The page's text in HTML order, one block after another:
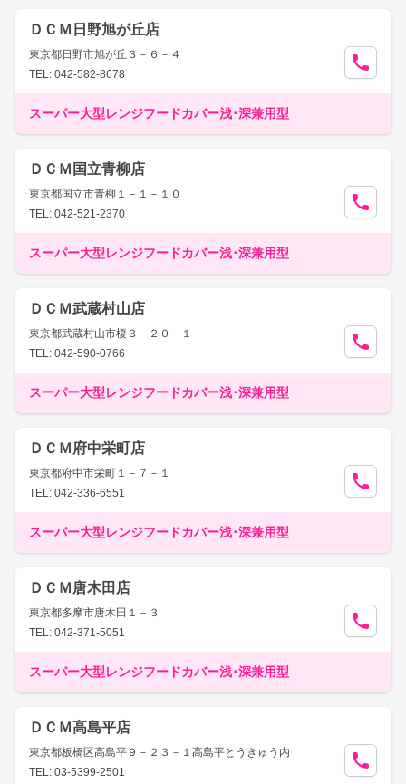
ＤＣＭ日野旭が丘店
東京都日野市旭が丘３－６－４
TEL: 042-582-8678
スーパー大型レンジフードカバー浅･深兼用型
ＤＣＭ国立青柳店
東京都国立市青柳１－１－１０
TEL: 042-521-2370
スーパー大型レンジフードカバー浅･深兼用型
ＤＣＭ武蔵村山店
東京都武蔵村山市榎３－２０－１
TEL: 042-590-0766
スーパー大型レンジフードカバー浅･深兼用型
ＤＣＭ府中栄町店
東京都府中市栄町１－７－１
TEL: 042-336-6551
スーパー大型レンジフードカバー浅･深兼用型
ＤＣＭ唐木田店
東京都多摩市唐木田１－３
TEL: 042-371-5051
スーパー大型レンジフードカバー浅･深兼用型
ＤＣＭ高島平店
東京都板橋区高島平９－２３－１高島平とうきゅう内
TEL: 03-5399-2501